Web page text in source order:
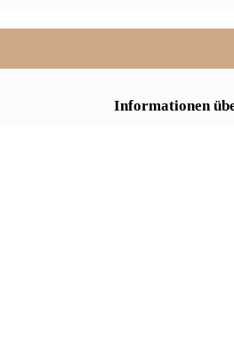
Informationen